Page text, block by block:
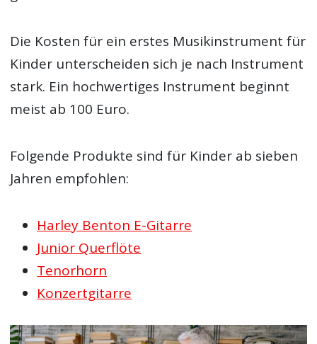
Die Kosten für ein erstes Musikinstrument für
Kinder unterscheiden sich je nach Instrument
stark. Ein hochwertiges Instrument beginnt
meist ab 100 Euro.
Folgende Produkte sind für Kinder ab sieben
Jahren empfohlen:
Harley Benton E-Gitarre
Junior Querflöte
Tenorhorn
Konzertgitarre